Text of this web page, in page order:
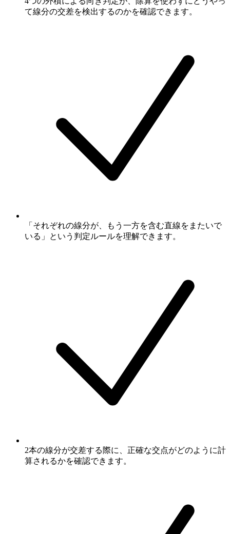
て線分の交差を検出するのかを確認できます。
「それぞれの線分が、もう一方を含む直線をまたいで
いる」という判定ルールを理解できます。
2本の線分が交差する際に、正確な交点がどのように計
算されるかを確認できます。